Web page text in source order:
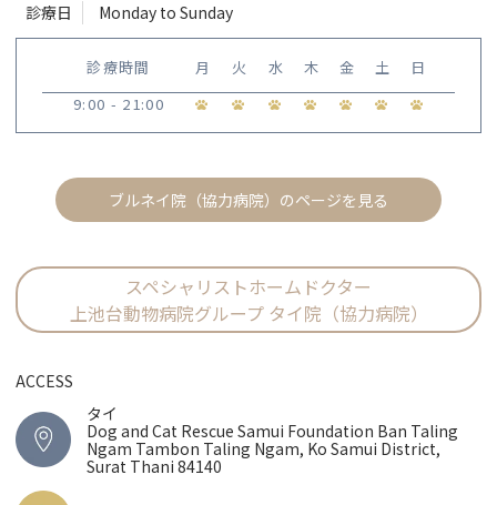
診療日 Monday to Sunday
診療時間 月 火 水 木 金 土
日
9:00 - 21:00
ブルネイ院（協力病院）のページを見る
スペシャリストホームドクター
上池台動物病院グループ タイ院（協力病院）
ACCESS
タイ
Dog and Cat Rescue Samui Foundation Ban Taling
Ngam Tambon Taling Ngam, Ko Samui District,
Surat Thani 84140